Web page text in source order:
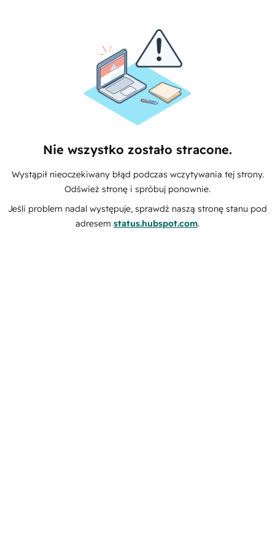
Nie wszystko zostało stracone.
Wystąpił nieoczekiwany błąd podczas wczytywania tej strony.
Odśwież stronę i spróbuj ponownie.
Jeśli problem nadal występuje, sprawdź naszą stronę stanu pod
adresem status.hubspot.com.